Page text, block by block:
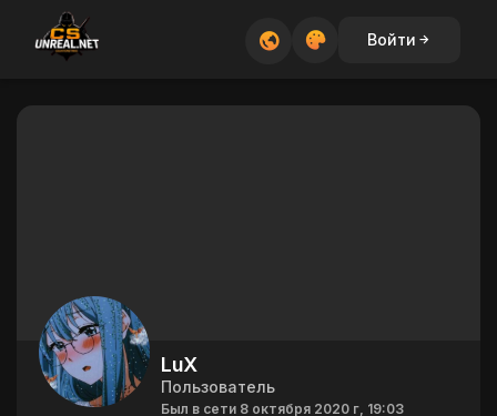
Войти
LuX
Пользователь
Был в сети 8 октября 2020 г, 19:03